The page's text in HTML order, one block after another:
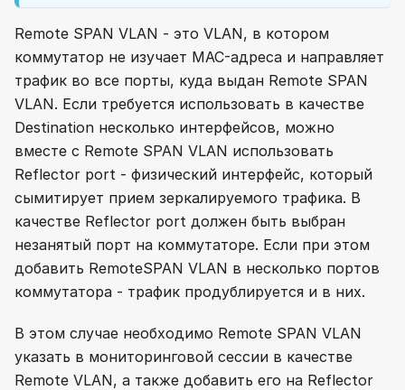
Remote SPAN VLAN - это VLAN, в котором
коммутатор не изучает MAC-адреса и направляет
трафик во все порты, куда выдан Remote SPAN
VLAN. Если требуется использовать в качестве
Destination несколько интерфейсов, можно
вместе с Remote SPAN VLAN использовать
Reflector port - физический интерфейс, который
сымитирует прием зеркалируемого трафика. В
качестве Reflector port должен быть выбран
незанятый порт на коммутаторе. Если при этом
добавить RemoteSPAN VLAN в несколько портов
коммутатора - трафик продублируется и в них.
В этом случае необходимо Remote SPAN VLAN
указать в мониторинговой сессии в качестве
Remote VLAN, а также добавить его на Reflector